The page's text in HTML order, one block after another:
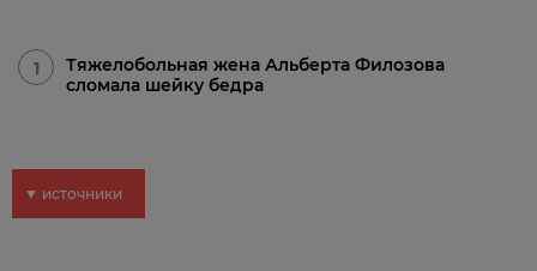
1
Тяжелобольная жена Альберта Филозова
сломала шейку бедра
▼ источники